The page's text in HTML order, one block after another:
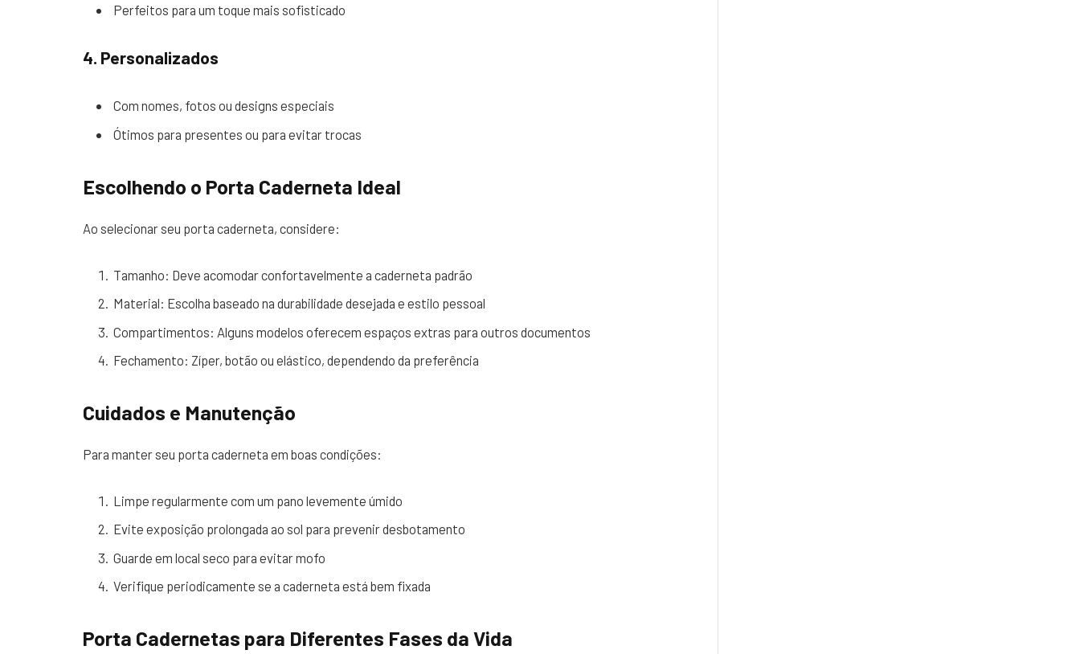
Perfeitos para um toque mais sofisticado
4. Personalizados
Com nomes, fotos ou designs especiais
Ótimos para presentes ou para evitar trocas
Escolhendo o Porta Caderneta Ideal
Ao selecionar seu porta caderneta, considere:
Tamanho: Deve acomodar confortavelmente a caderneta padrão
Material: Escolha baseado na durabilidade desejada e estilo pessoal
Compartimentos: Alguns modelos oferecem espaços extras para outros documentos
Fechamento: Zíper, botão ou elástico, dependendo da preferência
Cuidados e Manutenção
Para manter seu porta caderneta em boas condições:
Limpe regularmente com um pano levemente úmido
Evite exposição prolongada ao sol para prevenir desbotamento
Guarde em local seco para evitar mofo
Verifique periodicamente se a caderneta está bem fixada
Porta Cadernetas para Diferentes Fases da Vida